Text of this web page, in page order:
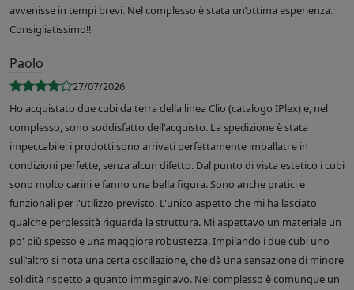
avvenisse in tempi brevi. Nel complesso è stata un’ottima esperienza.
Consigliatissimo!!
Paolo
27/07/2026
Ho acquistato due cubi da terra della linea Clio (catalogo IPlex) e, nel
complesso, sono soddisfatto dell'acquisto. La spedizione è stata
impeccabile: i prodotti sono arrivati perfettamente imballati e in
condizioni perfette, senza alcun difetto. Dal punto di vista estetico i cubi
sono molto carini e fanno una bella figura. Sono anche pratici e
funzionali per l'utilizzo previsto. L'unico aspetto che mi ha lasciato
qualche perplessità riguarda la struttura. Mi aspettavo un materiale un
po' più spesso e una maggiore robustezza. Impilando i due cubi uno
sull'altro si nota una certa oscillazione, che dà una sensazione di minore
solidità rispetto a quanto immaginavo. Nel complesso è comunque un